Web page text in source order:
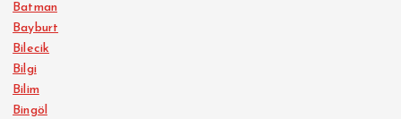
Batman
Bayburt
Bilecik
Bilgi
Bilim
Bingöl